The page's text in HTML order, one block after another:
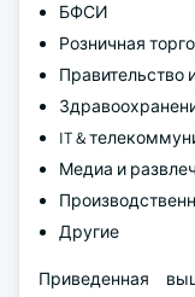
БФСИ
Розничная
Правительство
IT &
Медиа и
Другие
Приведенная